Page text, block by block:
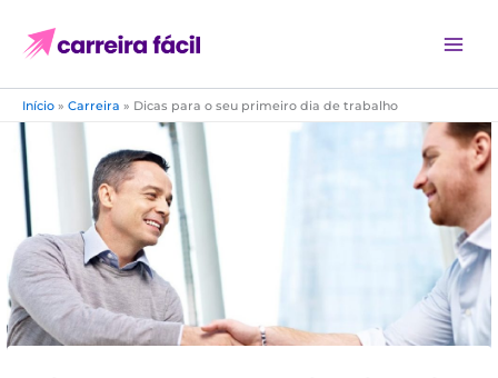
para
conteúdo
Início » Carreira » Dicas para o seu primeiro dia de trabalho